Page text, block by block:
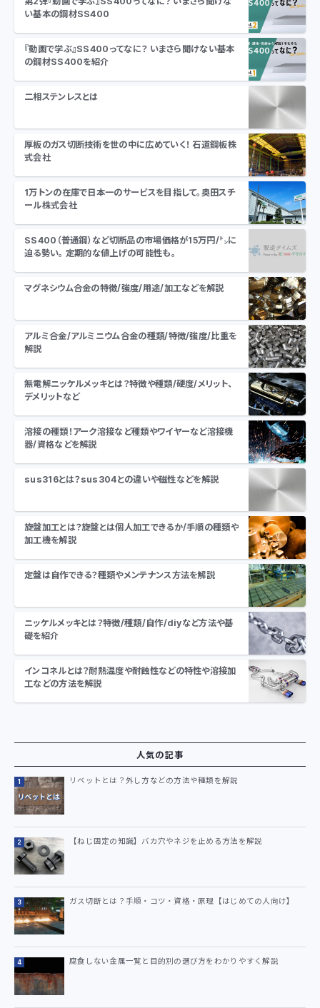
い基本の鋼材SS400
『動画で学ぶ』SS400ってなに？ いまさら聞けない基本
の鋼材SS400を紹介
二相ステンレスとは
厚板のガス切断技術を世の中に広めていく！ 石道鋼板株
式会社
1万トンの在庫で日本一のサービスを目指して。奥田スチ
ール株式会社
SS400（普通鋼）など切断品の市場価格が15万円/㌧に
迫る勢い。 定期的な値上げの可能性も。
マグネシウム合金の特徴/強度/用途/加工などを解説
アルミ合金/アルミニウム合金の種類/特徴/強度/比重を
解説
無電解ニッケルメッキとは？特徴や種類/硬度/メリット、
デメリットなど
溶接の種類！アーク溶接など種類やワイヤーなど溶接機
器/資格などを解説
sus316とは？sus304との違いや磁性などを解説
旋盤加工とは？旋盤とは個人加工できるか/手順の種類や
加工機を解説
定盤は自作できる？種類やメンテナンス方法を解説
ニッケルメッキとは？特徴/種類/自作/diyなど方法や基
礎を紹介
インコネルとは？耐熱温度や耐蝕性などの特性や溶接加
工などの方法を解説
人気の記事
リベットとは？外し方などの方法や種類を解説
【ねじ固定の知識】バカ穴やネジを止める方法を解説
ガス切断とは？手順・コツ・資格・原理【はじめての人向け】
腐食しない金属一覧と目的別の選び方をわかりやすく解説